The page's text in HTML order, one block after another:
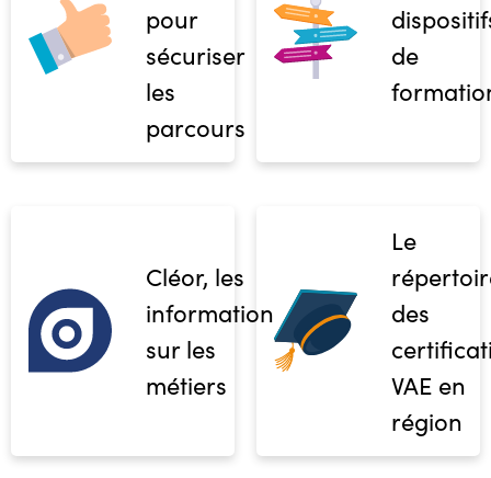
pour
sécuriser
les
parcours
de
Cléor, les
informations
sur les
métiers
Le
des
VAE en
région